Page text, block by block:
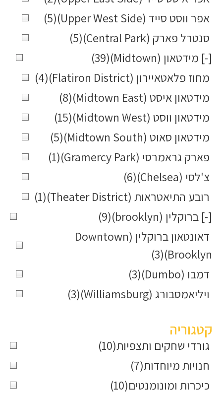
אפר ווסט סייד (Upper West Side)
(5)
סנטרל פארק (Central Park)
(5)
מידטאון (Midtown)
(39)
[-]
מחוז פלאטאיירון (Flatiron District)
(4)
מידטאון איסט (Midtown East)
(8)
מידטאון ווסט (Midtown West)
(15)
מידטאון סאוט (Midtown South)
(5)
פארק גראמרסי (Gramercy Park)
(1)
צ'לסי (Chelsea)
(6)
רובע התיאטראות (Theater District)
(1)
ברוקלין (brooklyn)
(9)
[-]
דאונטאון ברוקלין (Downtown
Brooklyn)
(3)
דמבו (Dumbo)
(3)
ויליאמסבורג (Williamsburg)
(3)
קטגוריה
גורדי שחקים ותצפיות(10)
חנויות מיוחדות(7)
כיכרות ומונומנטים(10)